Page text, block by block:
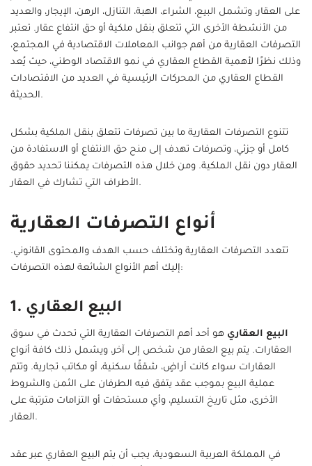
على العقار، وتشمل البيع، الشراء، الهبة، التنازل، الرهن، الإيجار، والعديد
من الأنشطة الأخرى التي تتعلق بنقل ملكية أو حق انتفاع عقار. تعتبر
التصرفات العقارية من أهم جوانب المعاملات الاقتصادية في المجتمع،
وذلك نظرًا لأهمية القطاع العقاري في نمو الاقتصاد الوطني، حيث يُعد
القطاع العقاري من المحركات الرئيسية في العديد من الاقتصادات
الحديثة.
تتنوع التصرفات العقارية ما بين تصرفات تتعلق بنقل الملكية بشكل
كامل أو جزئي، وتصرفات تهدف إلى منح حق الانتفاع أو الاستفادة من
العقار دون نقل الملكية. ومن خلال هذه التصرفات يمكننا تحديد حقوق
الأطراف التي تشارك في العقار.
أنواع التصرفات العقارية
تتعدد التصرفات العقارية وتختلف حسب الهدف والمحتوى القانوني.
إليك أهم الأنواع الشائعة لهذه التصرفات:
1. البيع العقاري
البيع العقاري هو أحد أهم التصرفات العقارية التي تحدث في سوق
العقارات. يتم بيع العقار من شخص إلى آخر، ويشمل ذلك كافة أنواع
العقارات سواء كانت أراضٍ، شققًا سكنية، أو مكاتب تجارية. وتتم
عملية البيع بموجب عقد يتفق فيه الطرفان على الثمن والشروط
الأخرى، مثل تاريخ التسليم، وأي مستحقات أو التزامات مترتبة على
العقار.
في المملكة العربية السعودية، يجب أن يتم البيع العقاري عبر عقد